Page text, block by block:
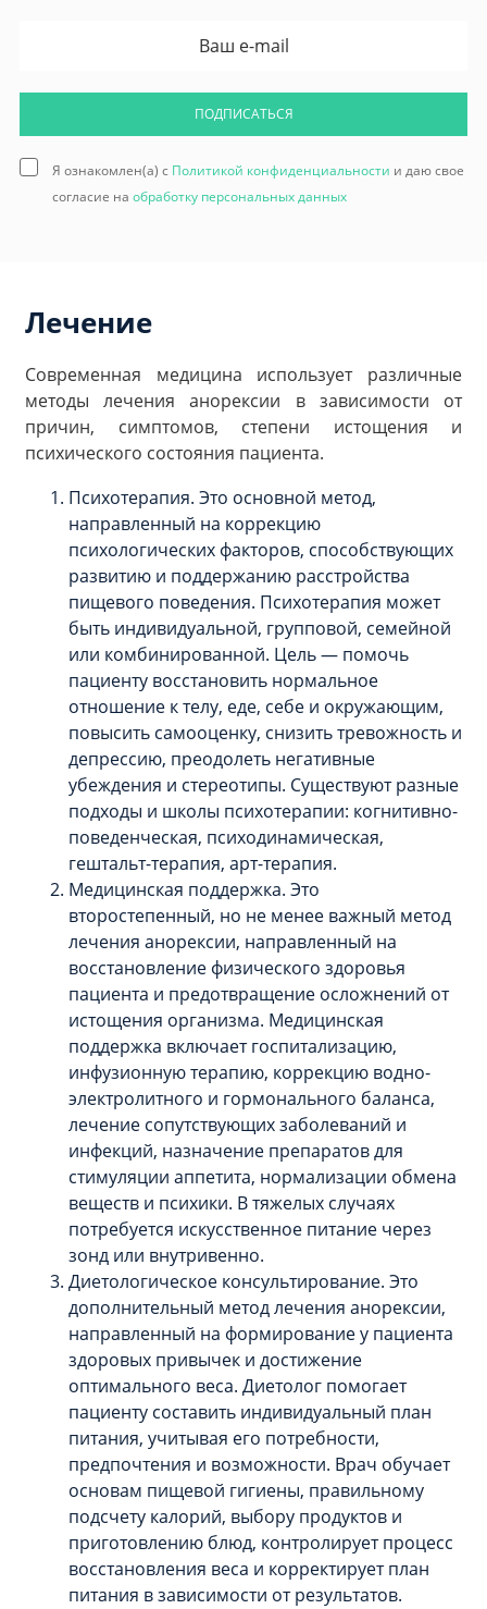
ПОДПИСАТЬСЯ
Я ознакомлен(а) с Политикой конфиденциальности и даю свое
согласие на обработку персональных данных
Лечение
Современная медицина использует различные
методы лечения анорексии в зависимости от
причин, симптомов, степени истощения и
психического состояния пациента.
Психотерапия. Это основной метод,
направленный на коррекцию
психологических факторов, способствующих
развитию и поддержанию расстройства
пищевого поведения. Психотерапия может
быть индивидуальной, групповой, семейной
или комбинированной. Цель — помочь
пациенту восстановить нормальное
отношение к телу, еде, себе и окружающим,
повысить самооценку, снизить тревожность и
депрессию, преодолеть негативные
убеждения и стереотипы. Существуют разные
подходы и школы психотерапии: когнитивно-
поведенческая, психодинамическая,
гештальт-терапия, арт-терапия.
Медицинская поддержка. Это
второстепенный, но не менее важный метод
лечения анорексии, направленный на
восстановление физического здоровья
пациента и предотвращение осложнений от
истощения организма. Медицинская
поддержка включает госпитализацию,
инфузионную терапию, коррекцию водно-
электролитного и гормонального баланса,
лечение сопутствующих заболеваний и
инфекций, назначение препаратов для
стимуляции аппетита, нормализации обмена
веществ и психики. В тяжелых случаях
потребуется искусственное питание через
зонд или внутривенно.
Диетологическое консультирование. Это
дополнительный метод лечения анорексии,
направленный на формирование у пациента
здоровых привычек и достижение
оптимального веса. Диетолог помогает
пациенту составить индивидуальный план
питания, учитывая его потребности,
предпочтения и возможности. Врач обучает
основам пищевой гигиены, правильному
подсчету калорий, выбору продуктов и
приготовлению блюд, контролирует процесс
восстановления веса и корректирует план
питания в зависимости от результатов.